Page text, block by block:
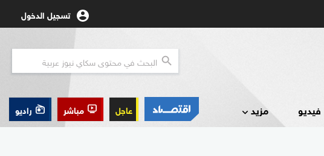
تسجيل الدخول
فيديو مزيد عاجل مباشر راديو